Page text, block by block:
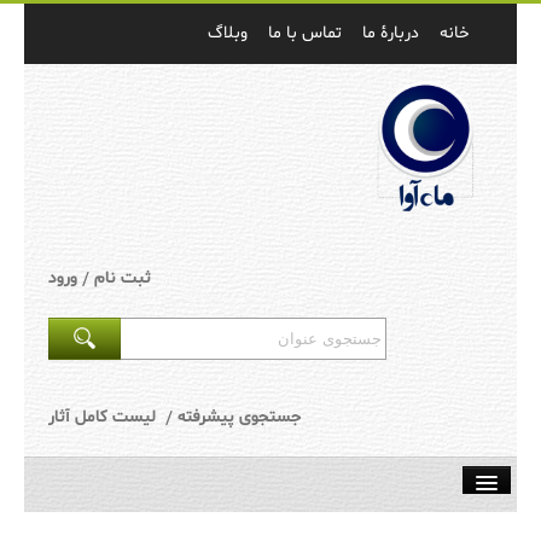
خانه دربارۀ ما تماس با ما وبلاگ
ورود ثبت نام
لیست کامل آثار جستجوی پیشرفته
ناشرین